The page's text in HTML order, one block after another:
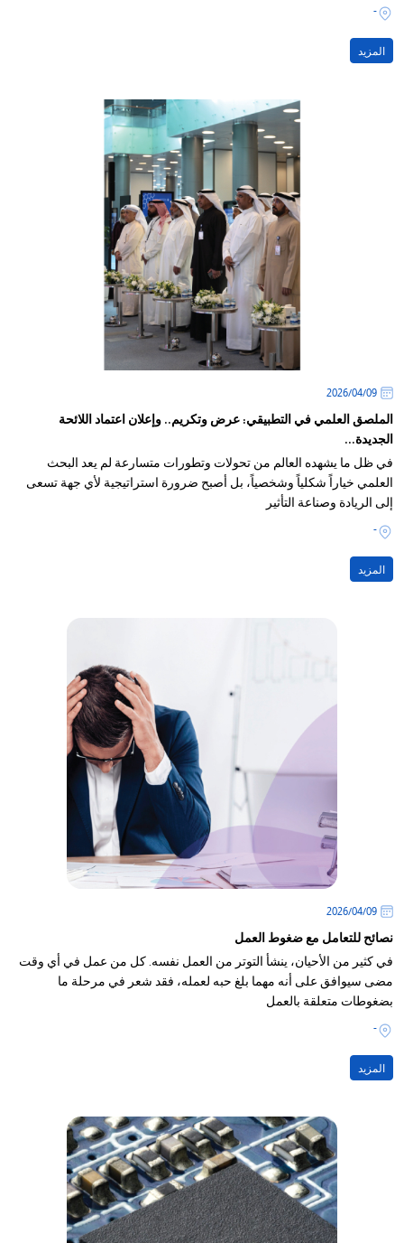
-
المزيد
09‏/04‏/2026
الملصق العلمي في التطبيقي: عرض وتكريم.. وإعلان اعتماد اللائحة
الجديدة...
في ظل ما يشهده العالم من تحولات وتطورات متسارعة لم يعد البحث
العلمي خياراً شكلياً وشخصياً، بل أصبح ضرورة استراتيجية لأي جهة تسعى
إلى الريادة وصناعة التأثير
-
المزيد
09‏/04‏/2026
نصائح للتعامل مع ضغوط العمل
في كثير من الأحيان، ينشأ التوتر من العمل نفسه. كل من عمل في أي وقت
مضى سيوافق على أنه مهما بلغ حبه لعمله، فقد شعر في مرحلة ما
بضغوطات متعلقة بالعمل
-
المزيد